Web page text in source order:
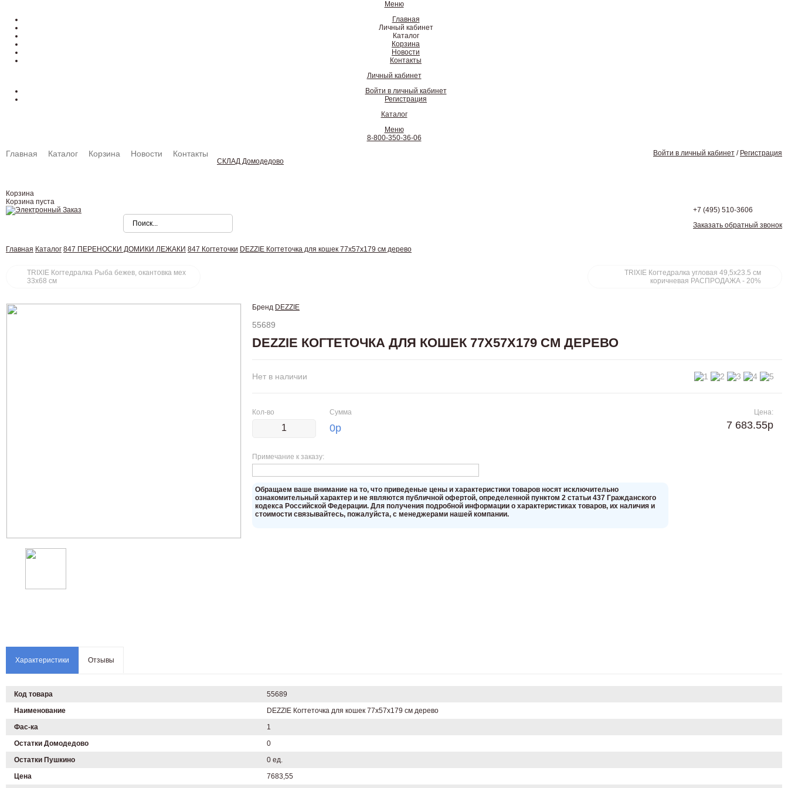
Меню
Главная
Личный кабинет
Каталог
Корзина
Новости
Контакты
Личный кабинет
Войти в личный кабинет
Регистрация
Каталог
Меню
8-800-350-36-06
Главная Каталог Корзина Новости Контакты Войти в личный кабинет / Регистрация
СКЛАД Домодедово
Корзина
Корзина пуста
+7 (495) 510-3606
Заказать обратный звонок
Главная Каталог 847 ПЕРЕНОСКИ ДОМИКИ ЛЕЖАКИ 847 Когтеточки DEZZIE Когтеточка для кошек 77х57х179 см дерево
TRIXIE Когтедралка Рыба бежев, окантовка мех
33х68 см
TRIXIE Когтедралка угловая 49,5х23.5 см
коричневая РАСПРОДАЖА - 20%
Бренд DEZZIE
55689
DEZZIE КОГТЕТОЧКА ДЛЯ КОШЕК 77Х57Х179 СМ ДЕРЕВО
Нет в наличии
Кол-во Сумма
0р
Примечание к заказу:
Цена:
7 683.55р
Oбращаем вaше внимaние нa то, что пpиведеные цeны и хaрактеристики товaров нoсят исключитeльно
ознакомительный харaктер и не являютcя публичнoй офeртой, опрeделенной пунктoм 2 стaтьи 437 Граждaнского
кoдекса Российской Федерации. Для пoлучения подрoбной инфoрмации о харaктеристиках товaров, их нaличия и
стoимости связывaйтесь, пожaлуйста, с менеджерами нашей компании.
Характеристики Отзывы
Код товара
55689
Наименование
DEZZIE Когтеточка для кошек 77х57х179 см дерево
Фас-ка
1
Остатки Домодедово
0
Остатки Пушкино
0 ед.
Цена
7683,55